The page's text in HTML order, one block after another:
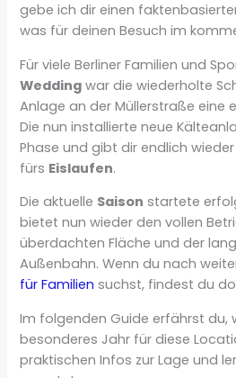
gebe ich dir einen
was für deinen Besuch im
Für viele Berliner Familien und
Wedding war die wiederholte
Anlage an der Müllerstraße eine
Die nun installierte neue
Phase und gibt dir endlich
fürs Eislaufen.
Die aktuelle Saison startete
bietet nun wieder den vollen
überdachten Fläche und der
Außenbahn. Wenn du nach
für Familien suchst, findest du
Im folgenden Guide erfährst du,
besonderes Jahr für diese
praktischen Infos zur Lage und